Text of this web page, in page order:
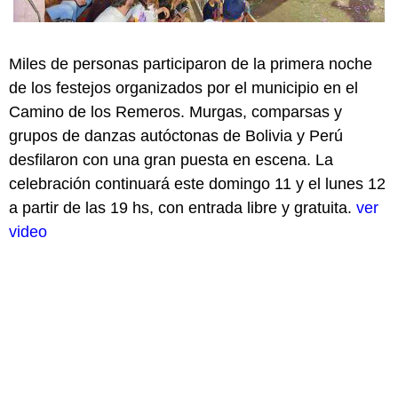
Miles de personas participaron de la primera noche
de los festejos organizados por el municipio en el
Camino de los Remeros. Murgas, comparsas y
grupos de danzas autóctonas de Bolivia y Perú
desfilaron con una gran puesta en escena. La
celebración continuará este domingo 11 y el lunes 12
a partir de las 19 hs, con entrada libre y gratuita. ver
video